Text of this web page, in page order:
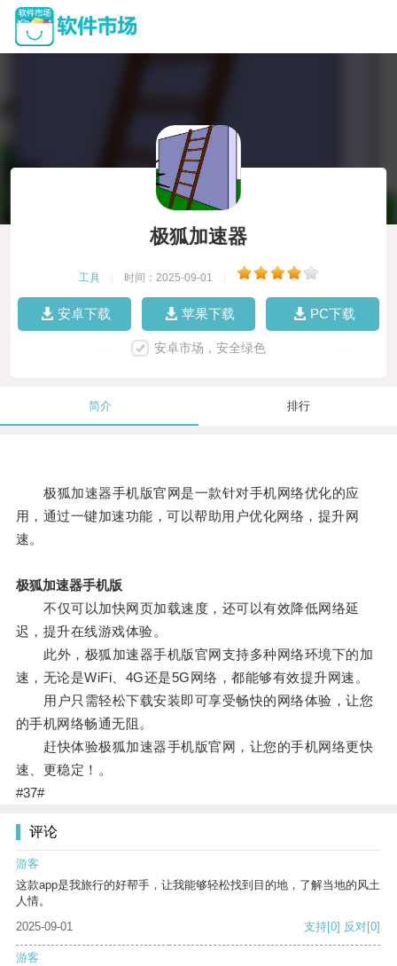
极狐加速器
工具 时间：2025-09-01
安卓下载 苹果下载 PC下载
安卓市场，安全绿色
简介 排行
极狐加速器手机版官网是一款针对手机网络优化的应
用，通过一键加速功能，可以帮助用户优化网络，提升网
速。
极狐加速器手机版
不仅可以加快网页加载速度，还可以有效降低网络延
迟，提升在线游戏体验。
此外，极狐加速器手机版官网支持多种网络环境下的加
速，无论是WiFi、4G还是5G网络，都能够有效提升网速。
用户只需轻松下载安装即可享受畅快的网络体验，让您
的手机网络畅通无阻。
赶快体验极狐加速器手机版官网，让您的手机网络更快
速、更稳定！。
#37#
评论
游客
这款app是我旅行的好帮手，让我能够轻松找到目的地，了解当地的风土
人情。
2025-09-01
支持[0] 反对[0]
游客